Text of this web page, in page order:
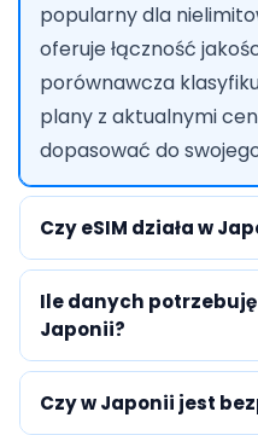
popularny dla
oferuje łączność
porównawcza
plany z aktualnymi
dopasować do
Czy eSIM działa w
Ile danych
Japonii?
Czy w Japonii jest